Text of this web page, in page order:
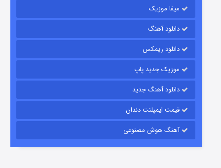
قسمت
میفا موزیک
دانلود آهنگ
دانلود ریمکس
موزیک جدید پاپ
دانلود آهنگ جدید
قیمت ایمپلنت دندان
آهنگ هوش مصنوعی